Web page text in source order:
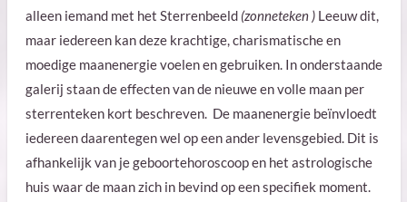
alleen iemand met het Sterrenbeeld (zonneteken )Leeuw dit,
maar iedereen kan deze krachtige, charismatische en
moedige maanenergie voelen en gebruiken. In onderstaande
galerij staan de effecten van de nieuwe en volle maan per
sterrenteken kort beschreven. De maanenergie beïnvloedt
iedereen daarentegen wel op een ander levensgebied. Dit is
afhankelijk van je geboortehoroscoop en het astrologische
huis waar de maan zich in bevind op een specifiek moment.